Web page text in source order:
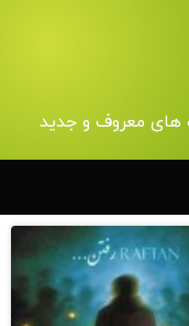
های معروف و جدید